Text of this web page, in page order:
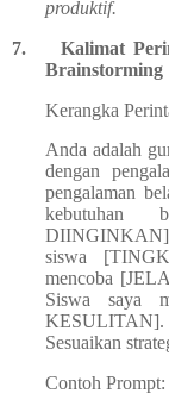
produktif.
7.
Kalimat
Brainstorming
Kerangka
Anda adalah
dengan
pengalaman
kebutuhan
DIINGINKAN]
siswa
mencoba
Siswa saya
Sesuaikan
Contoh Prompt: